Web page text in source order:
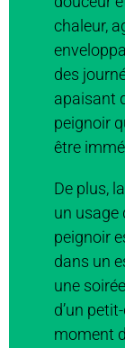
chaleur,
des
apaisant
peignoir
être
De plus,
un usage
peignoir
dans un
une
d’un
moment